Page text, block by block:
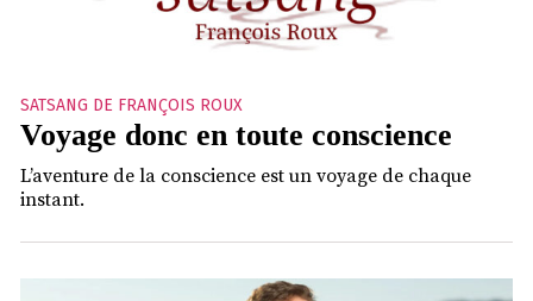
SATSANG DE FRANÇOIS ROUX
Voyage donc en toute conscience
L’aventure de la conscience est un voyage de chaque
instant.